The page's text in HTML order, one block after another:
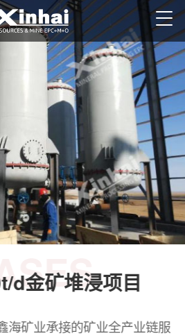
d金矿堆浸项目
海矿业承接的矿业全产业链服